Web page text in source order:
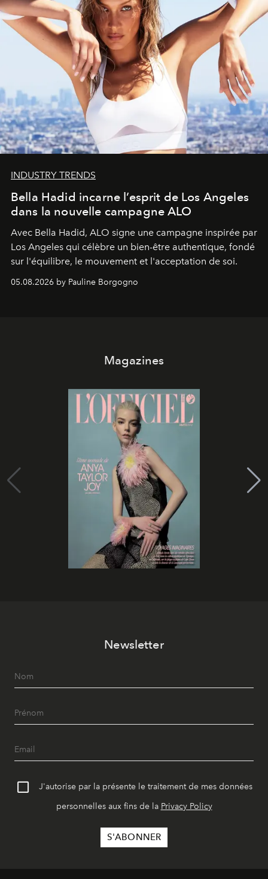
INDUSTRY TRENDS
Bella Hadid incarne l’esprit de Los Angeles
dans la nouvelle campagne ALO
Avec Bella Hadid, ALO signe une campagne inspirée par
Los Angeles qui célèbre un bien-être authentique, fondé
sur l'équilibre, le mouvement et l'acceptation de soi.
05.08.2026 by Pauline Borgogno
Magazines
Newsletter
J'autorise par la présente le traitement de mes données
personnelles aux fins de la Privacy Policy